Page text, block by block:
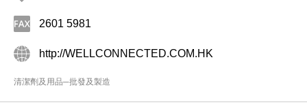
2601 5981
http://WELLCONNECTED.COM.HK
清潔劑及用品─批發及製造